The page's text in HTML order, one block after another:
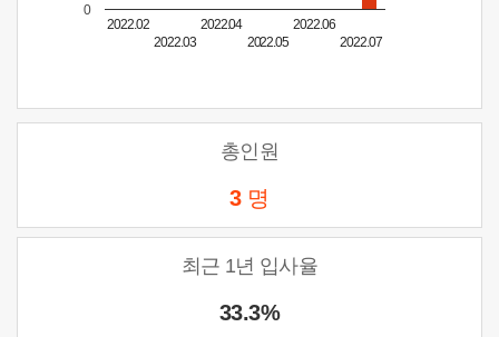
2022.02
2022.03
2022.04
2022.05
2022.06
2022.07
0
총인원
3 명
최근 1년 입사율
33.3%